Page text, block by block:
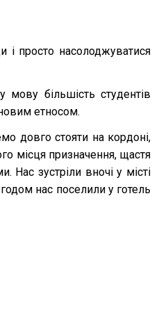
і просто насолоджуватися
більшість студентів
етносом.
довго стояти на кордоні,
місця призначення, щастя
зустріли вночі у місті
нас поселили у готель